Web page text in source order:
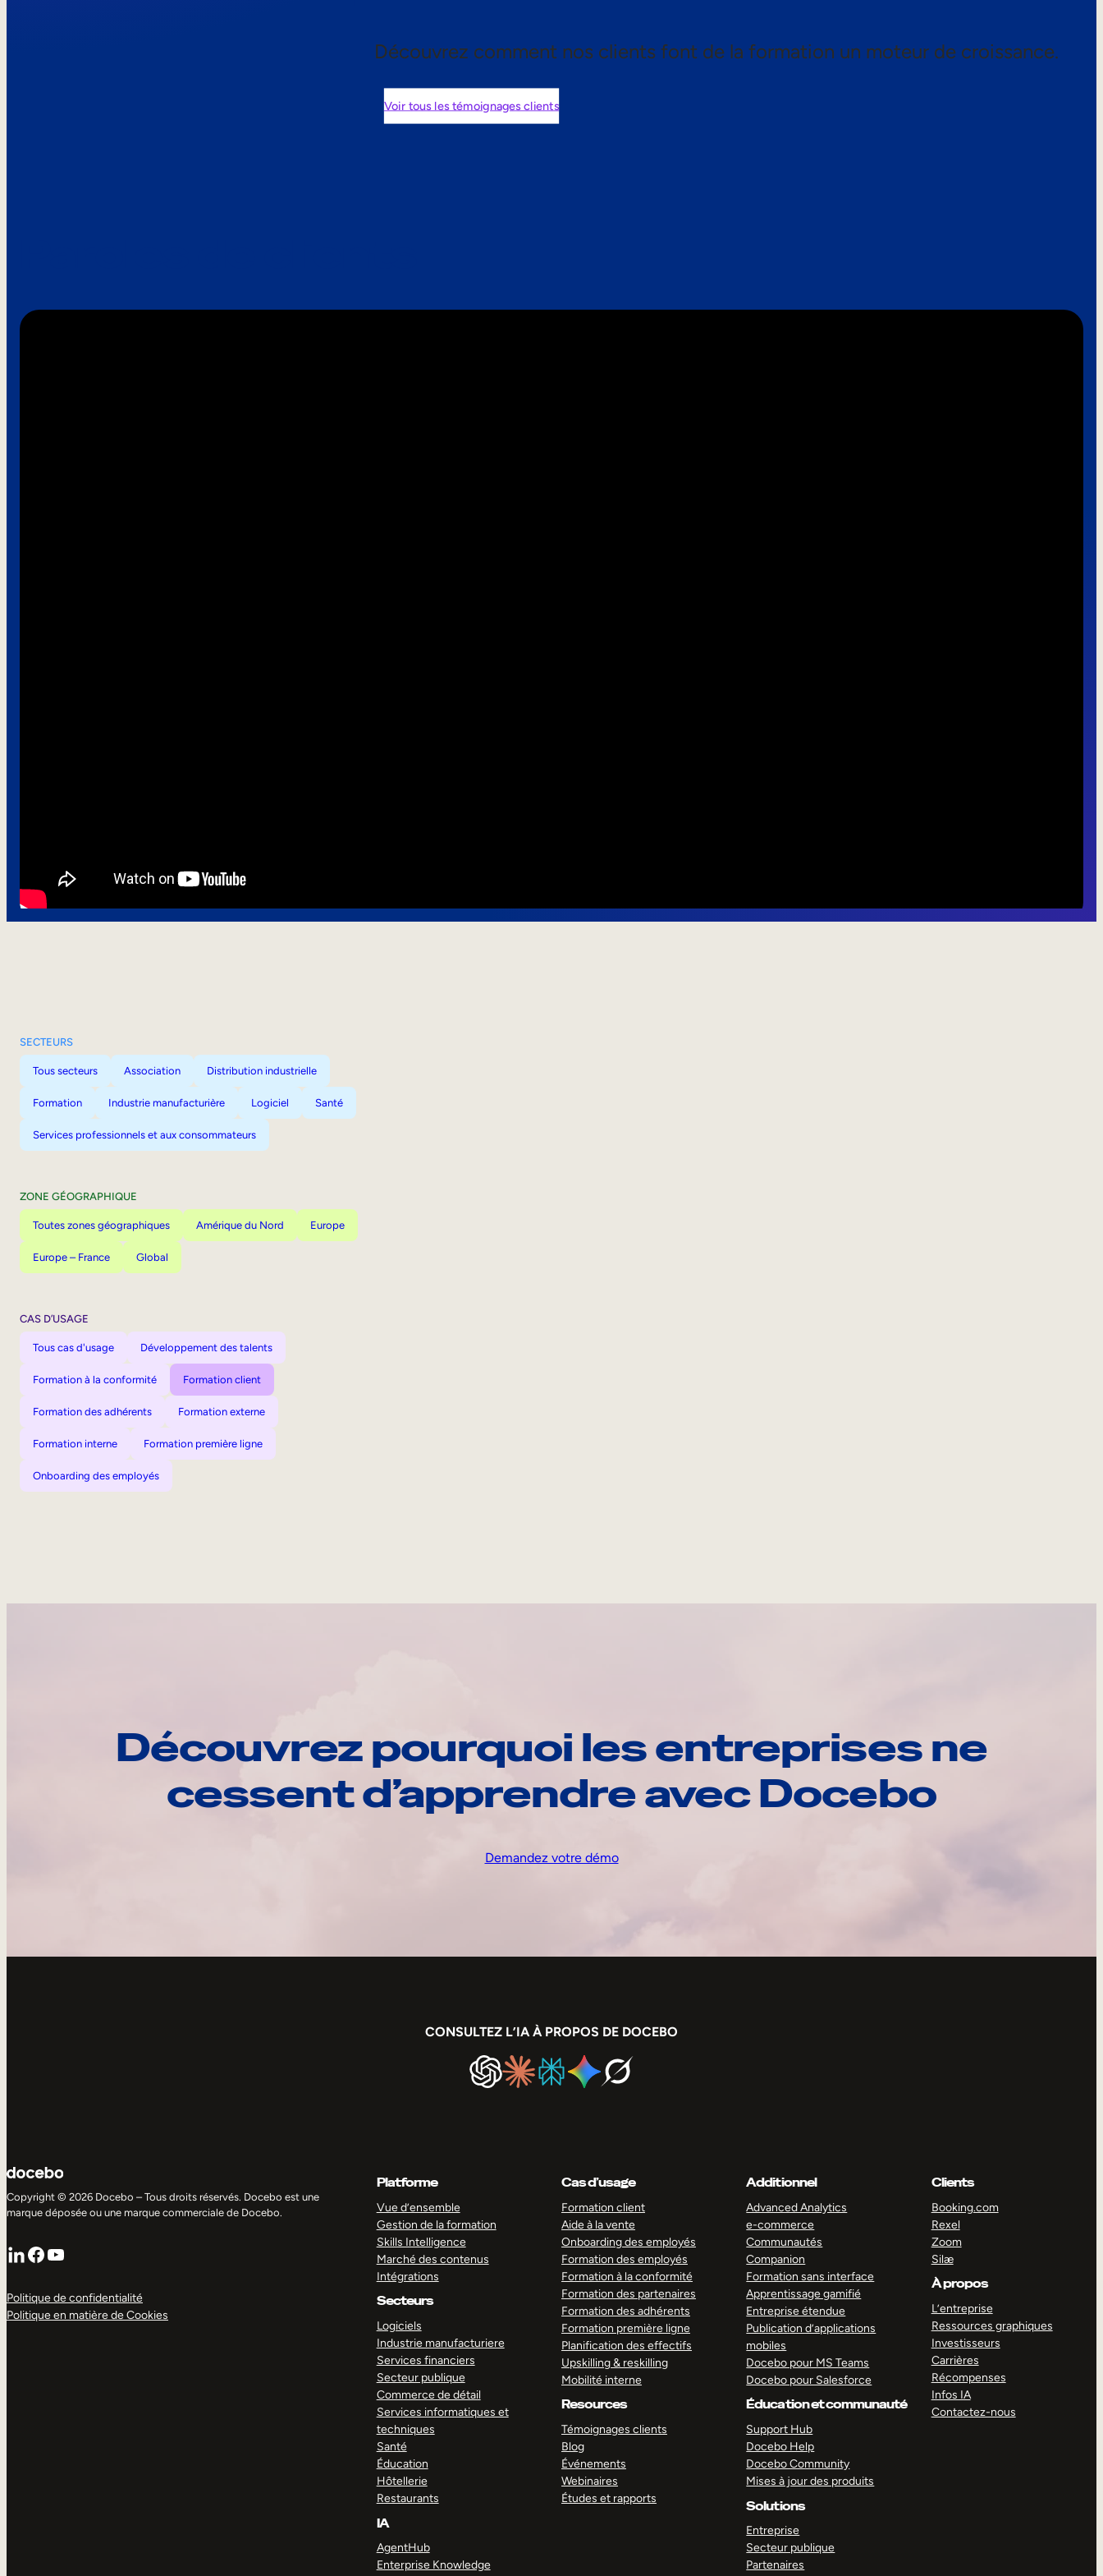
Découvrez comment nos clients font de la formation un moteur de croissance.
Voir tous les témoignages clients
SECTEURS
Tous secteurs Association Distribution industrielle
Formation Industrie manufacturière Logiciel Santé
Services professionnels et aux consommateurs
ZONE GÉOGRAPHIQUE
Toutes zones géographiques Amérique du Nord Europe
Europe – France Global
CAS D’USAGE
Tous cas d'usage Développement des talents
Formation à la conformité Formation client
Formation des adhérents Formation externe
Formation interne Formation première ligne
Onboarding des employés
Découvrez pourquoi les entreprises ne
cessent d’apprendre avec Docebo
Demandez votre démo
CONSULTEZ L’IA À PROPOS DE DOCEBO
Copyright © 2026 Docebo – Tous droits réservés. Docebo est une
marque déposée ou une marque commerciale de Docebo.
LinkedIn
Facebook
YouTube
Politique de confidentialité
Politique en matière de Cookies
Platforme
Vue d’ensemble
Gestion de la formation
Skills Intelligence
Marché des contenus
Intégrations
Secteurs
Logiciels
Industrie manufacturiere
Services financiers
Secteur publique
Commerce de détail
Services informatiques et
techniques
Santé
Éducation
Hôtellerie
Restaurants
IA
AgentHub
Enterprise Knowledge
Cas d’usage
Formation client
Aide à la vente
Onboarding des employés
Formation des employés
Formation à la conformité
Formation des partenaires
Formation des adhérents
Formation première ligne
Planification des effectifs
Upskilling & reskilling
Mobilité interne
Resources
Témoignages clients
Blog
Événements
Webinaires
Études et rapports
Additionnel
Advanced Analytics
e-commerce
Communautés
Companion
Formation sans interface
Apprentissage gamifié
Entreprise étendue
Publication d’applications
mobiles
Docebo pour MS Teams
Docebo pour Salesforce
Éducation et communauté
Support Hub
Docebo Help
Docebo Community
Mises à jour des produits
Solutions
Entreprise
Secteur publique
Partenaires
Clients
Booking.com
Rexel
Zoom
Silæ
À propos
L’entreprise
Ressources graphiques
Investisseurs
Carrières
Récompenses
Infos IA
Contactez-nous